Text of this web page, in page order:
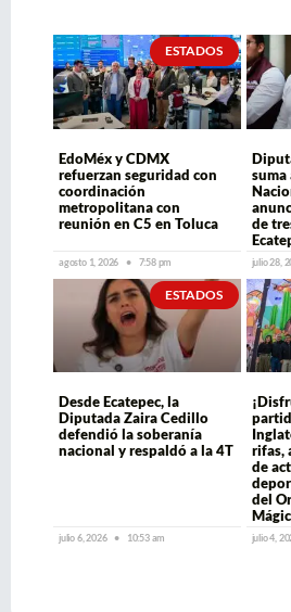
ESTADOS
EdoMéx y CDMX
refuerzan seguridad con
coordinación
metropolitana con
reunión en C5 en Toluca
agosto 1, 2026 7:58 pm
suma
de
julio 28,
ESTADOS
Desde Ecatepec, la
Diputada Zaira Cedillo
defendió la soberanía
nacional y respaldó a la 4T
julio 6, 2026 10:53 am
rifas,
de
del
julio 4,